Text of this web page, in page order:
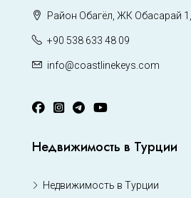
Район Обагёл, ЖК Обасарай
+90 538 633 48 09
info@coastlinekeys.com
Недвижимость в Турции
Недвижимость в Турции